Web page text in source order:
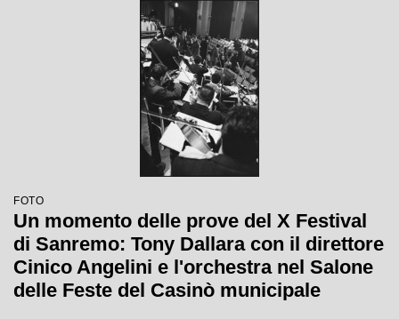
FOTO
Un momento delle prove del X Festival
di Sanremo: Tony Dallara con il direttore
Cinico Angelini e l'orchestra nel Salone
delle Feste del Casinò municipale